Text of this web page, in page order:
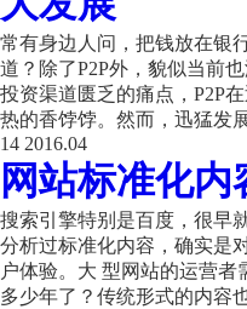
常有身边人问，把钱放在银
道？除了P2P外，貌似当前
投资渠道匮乏的痛点，P2P
热的香饽饽。然而，迅猛发
14 2016.04
网站标准化内
搜索引擎特别是百度，很早
分析过标准化内容，确实是
户体验。大 型网站的运营
多少年了？传统形式的内容